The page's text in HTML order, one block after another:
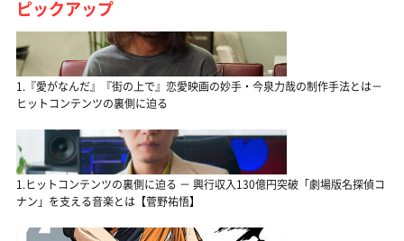
ピックアップ
1.『愛がなんだ』『街の上で』恋愛映画の妙手・今泉力哉の制作手法とは－
ヒットコンテンツの裏側に迫る
1.ヒットコンテンツの裏側に迫る － 興行収入130億円突破「劇場版名探偵コ
ナン」を支える音楽とは【菅野祐悟】